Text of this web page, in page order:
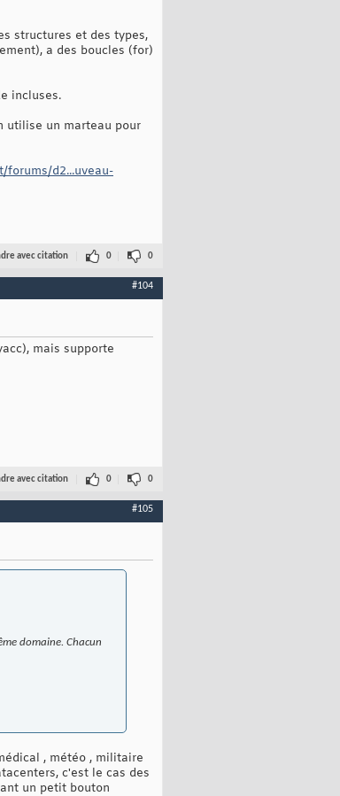
structures et des types,
a des boucles (for)
incluses.
utilise un marteau pour
forums/d2...uveau-
avec citation 0 0
#104
mais supporte
avec citation 0 0
#105
domaine. Chacun
, météo , militaire
c'est le cas des
un petit bouton